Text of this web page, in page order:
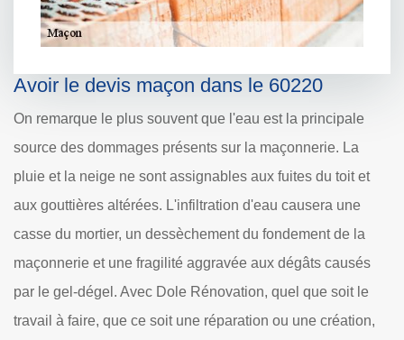
Avoir le devis maçon dans le 60220
On remarque le plus souvent que l'eau est la principale
source des dommages présents sur la maçonnerie. La
pluie et la neige ne sont assignables aux fuites du toit et
aux gouttières altérées. L'infiltration d'eau causera une
casse du mortier, un dessèchement du fondement de la
maçonnerie et une fragilité aggravée aux dégâts causés
par le gel-dégel. Avec Dole Rénovation, quel que soit le
travail à faire, que ce soit une réparation ou une création,